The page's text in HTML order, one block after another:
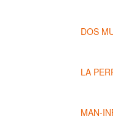
DOS
LA
MAN-